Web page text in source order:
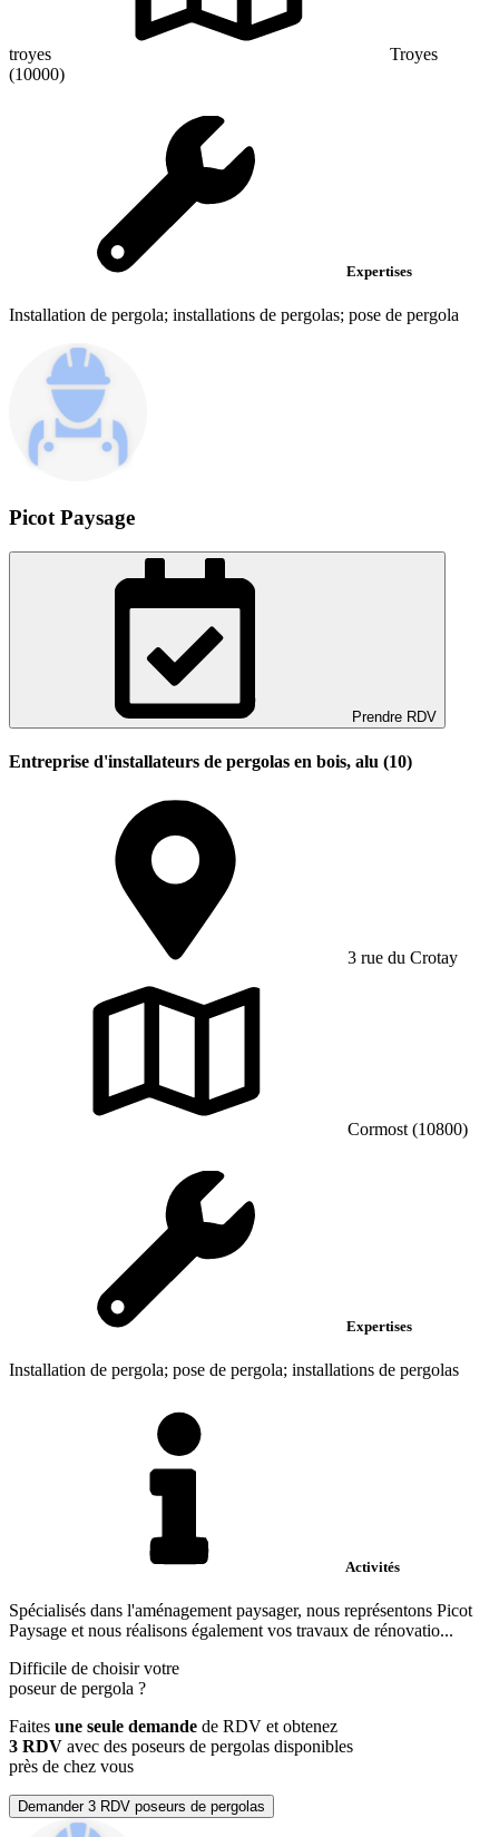
troyes
Troyes
(10000)
Expertises
Installation de pergola; installations de pergolas; pose de pergola
Picot Paysage
Prendre RDV
Entreprise d'installateurs de pergolas en bois, alu (10)
3 rue du Crotay
Cormost (10800)
Expertises
Installation de pergola; pose de pergola; installations de pergolas
Activités
Spécialisés dans l'aménagement paysager, nous représentons Picot
Paysage et nous réalisons également vos travaux de rénovatio...
Difficile de choisir votre
poseur de pergola ?
Faites une seule demande de RDV et obtenez
3 RDV avec des poseurs de pergolas disponibles
près de chez vous
Demander 3 RDV poseurs de pergolas